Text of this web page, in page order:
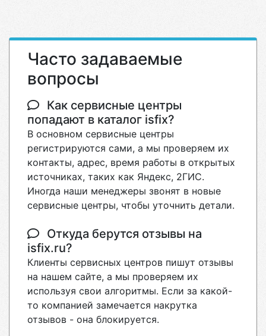
Часто задаваемые
вопросы
Как сервисные центры
попадают в каталог isfix?
В основном сервисные центры
регистрируются сами, а мы проверяем их
контакты, адрес, время работы в открытых
источниках, таких как Яндекс, 2ГИС.
Иногда наши менеджеры звонят в новые
сервисные центры, чтобы уточнить детали.
Откуда берутся отзывы на
isfix.ru?
Клиенты сервисных центров пишут отзывы
на нашем сайте, а мы проверяем их
используя свои алгоритмы. Если за какой-
то компанией замечается накрутка
отзывов - она блокируется.